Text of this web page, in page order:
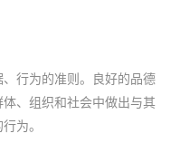
、行为的准则。良好的品德
、组织和社会中做出与其
为。